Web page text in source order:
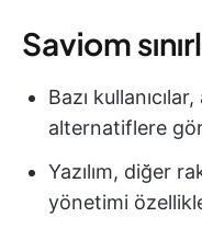
Saviom
Bazı
alternatiflere
Yazılım, diğer
yönetimi